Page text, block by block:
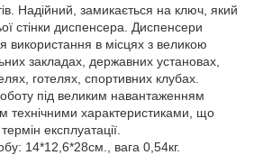
Надійний, замикається на ключ, який
стінки диспенсера. Диспенсери
використання в місцях з великою
закладах, державних установах,
готелях, спортивних клубах.
під великим навантаженням
технічними характеристиками, що
експлуатації.
14*12,6*28см., вага 0,54кг.